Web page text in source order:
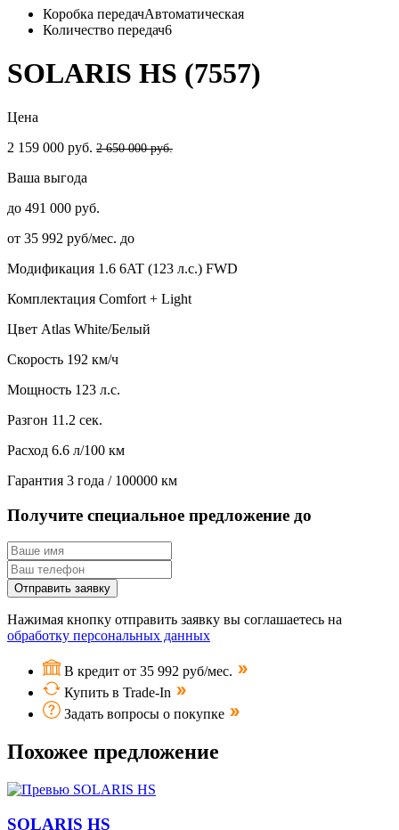
Коробка передачАвтоматическая
Количество передач6
SOLARIS HS (7557)
Цена
2 159 000 руб. 2 650 000 руб.
Ваша выгода
до 491 000 руб.
от 35 992 руб/мес. до
Модификация 1.6 6AT (123 л.с.) FWD
Комплектация Comfort + Light
Цвет Atlas White/Белый
Скорость 192 км/ч
Мощность 123 л.с.
Разгон 11.2 сек.
Расход 6.6 л/100 км
Гарантия 3 года / 100000 км
Получите специальное предложение до
Отправить заявку
Нажимая кнопку отправить заявку вы соглашаетесь на
обработку персональных данных
В кредит от 35 992 руб/мес.
Купить в Trade-In
Задать вопросы о покупке
Похожее предложение
SOLARIS HS